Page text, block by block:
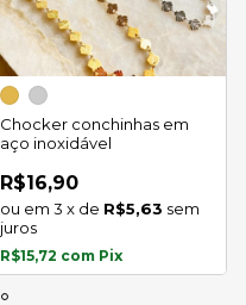
Chocker conchinhas em
aço inoxidável
R$16,90
3 x de R$5,63 sem
juros
R$15,72 com Pix